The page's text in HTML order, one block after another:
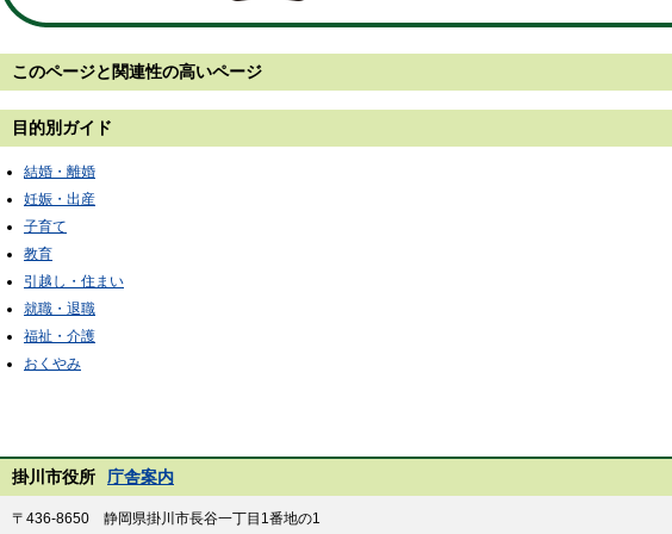
このページと 関連性の高いページ
目的別ガイド
結婚・離婚
妊娠・出産
子育て
教育
引越し・住まい
就職・退職
福祉・介護
おくやみ
掛川市役所 庁舎案内
〒436-8650 静岡県掛川市長谷一丁目1番地の1